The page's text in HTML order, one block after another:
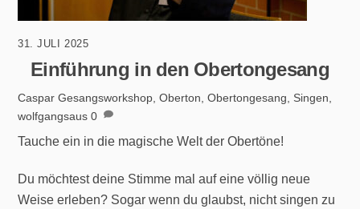
31. JULI 2025
Einführung in den Obertongesang
Caspar Gesangsworkshop ,Oberton ,Obertongesang Singen
wolfgangsaus 0
Tauche ein in die magische Welt der Obertöne!
Du möchtest deine Stimme mal auf eine völlig neue
Weise erleben? Sogar wenn du glaubst, nicht singen zu